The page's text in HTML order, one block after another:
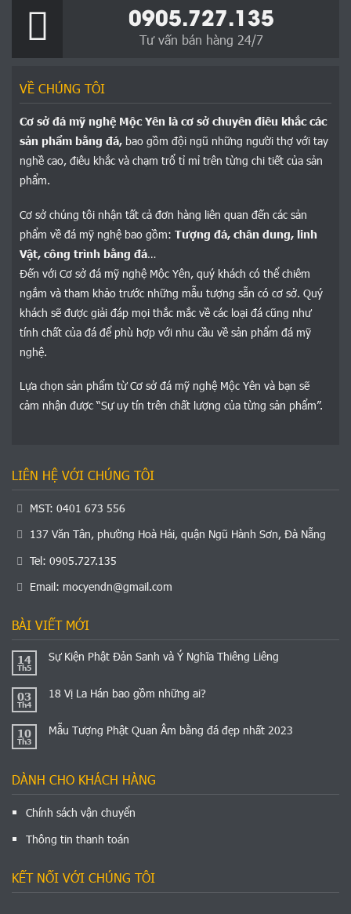
0905.727.135
Tư vấn bán hàng 24/7
VỀ CHÚNG TÔI
Cơ sở đá mỹ nghệ Mộc Yên là cơ sở chuyên điêu khắc các
sản phẩm bằng đá, bao gồm đội ngũ những người thợ với tay
nghề cao, điêu khắc và chạm trổ tỉ mỉ trên từng chi tiết của sản
phẩm.
Cơ sở chúng tôi nhận tất cả đơn hàng liên quan đến các sản
phẩm về đá mỹ nghệ bao gồm: Tượng đá, chân dung, linh
Vật, công trình bằng đá…
Đến với Cơ sở đá mỹ nghệ Mộc Yên, quý khách có thể chiêm
ngắm và tham khảo trước những mẫu tượng sẵn có cơ sở. Quý
khách sẽ được giải đáp mọi thắc mắc về các loại đá cũng như
tính chất của đá để phù hợp với nhu cầu về sản phẩm đá mỹ
nghệ.
Lựa chọn sản phẩm từ Cơ sở đá mỹ nghệ Mộc Yên và bạn sẽ
cảm nhận được “Sự uy tín trên chất lượng của từng sản phẩm”.
LIÊN HỆ VỚI CHÚNG TÔI
MST: 0401 673 556
137 Văn Tân, phường Hoà Hải, quận Ngũ Hành Sơn, Đà Nẵng
Tel: 0905.727.135
Email: mocyendn@gmail.com
BÀI VIẾT MỚI
14
Th5
Sự Kiện Phật Đản Sanh và Ý Nghĩa Thiêng Liêng
03
Th4
18 Vị La Hán bao gồm những ai?
10
Th3
Mẫu Tượng Phật Quan Âm bằng đá đẹp nhất 2023
DÀNH CHO KHÁCH HÀNG
Chính sách vận chuyển
Thông tin thanh toán
KẾT NỐI VỚI CHÚNG TÔI